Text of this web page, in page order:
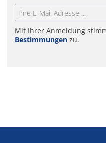
Mit Ihrer Anmeldung
Bestimmungen zu.